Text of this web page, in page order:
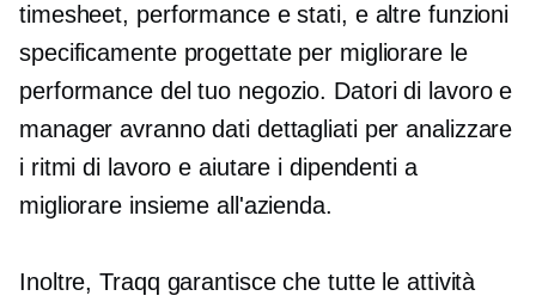
timesheet, performance e stati, e altre funzioni
specificamente progettate per migliorare le
performance del tuo negozio. Datori di lavoro e
manager avranno dati dettagliati per analizzare
i ritmi di lavoro e aiutare i dipendenti a
migliorare insieme all'azienda.
Inoltre, Traqq garantisce che tutte le attività